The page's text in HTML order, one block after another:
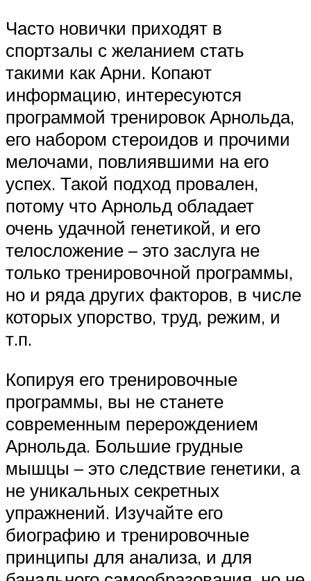
Часто новички приходят в
спортзалы с желанием стать
такими как Арни. Копают
информацию, интересуются
программой тренировок Арнольда,
его набором стероидов и прочими
мелочами, повлиявшими на его
успех. Такой подход провален,
потому что Арнольд обладает
очень удачной генетикой, и его
телосложение – это заслуга не
только тренировочной программы,
но и ряда других факторов, в числе
которых упорство, труд, режим, и
т.п.
Копируя его тренировочные
программы, вы не станете
современным перерождением
Арнольда. Большие грудные
мышцы – это следствие генетики, а
не уникальных секретных
упражнений. Изучайте его
биографию и тренировочные
принципы для анализа, и для